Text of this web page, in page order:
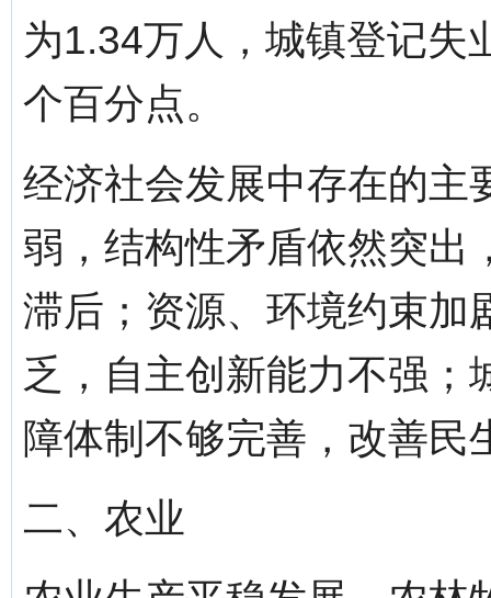
为1.34万人，城镇登记失
个百分点。
经济社会发展中存在的主
弱，结构性矛盾依然突出
滞后；资源、环境约束加
乏，自主创新能力不强；
障体制不够完善，改善民
二、农业